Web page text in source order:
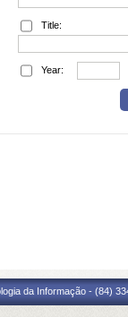
Title:
Year:
da Informação - (84)